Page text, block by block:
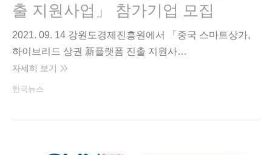
출 지원사업」 참가기업 모집
2021. 09. 14 강원도경제진흥원에서 「중국 스마트상가,
하이브리드 상권 新플랫폼 진출 지원사…
자세히 보기
한국뉴스